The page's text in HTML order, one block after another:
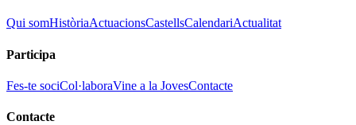
Qui somHistòriaActuacionsCastellsCalendariActualitat
Participa
Fes-te sociCol·laboraVine a la JovesContacte
Contacte